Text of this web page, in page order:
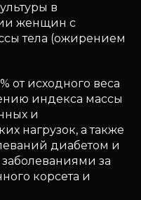
в
женщин с
тела (ожирением
от исходного веса
индекса массы
и
нагрузок, а также
диабетом и
за
корсета и